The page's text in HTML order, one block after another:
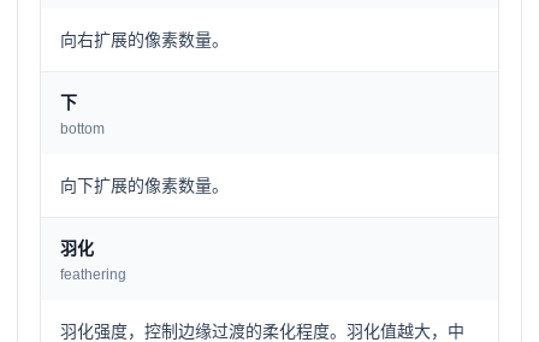
向右扩展的像素数量。
下
bottom
向下扩展的像素数量。
羽化
feathering
羽化强度，控制边缘过渡的柔化程度。羽化值越大，中